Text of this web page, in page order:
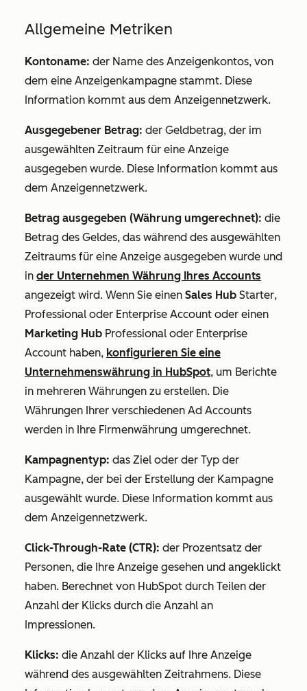
Allgemeine Metriken
Kontoname: der Name des Anzeigenkontos, von
dem eine Anzeigenkampagne stammt. Diese
Information kommt aus dem Anzeigennetzwerk.
Ausgegebener Betrag: der Geldbetrag, der im
ausgewählten Zeitraum für eine Anzeige
ausgegeben wurde. Diese Information kommt aus
dem Anzeigennetzwerk.
Betrag ausgegeben (Währung umgerechnet): die
Betrag des Geldes, das während des ausgewählten
Zeitraums für eine Anzeige ausgegeben wurde und
in der Unternehmen Währung Ihres Accounts
angezeigt wird. Wenn Sie einen Sales Hub Starter,
Professional oder Enterprise Account oder einen
Marketing Hub Professional oder Enterprise
Account haben, konfigurieren Sie eine
Unternehmenswährung in HubSpot, um Berichte
in mehreren Währungen zu erstellen. Die
Währungen Ihrer verschiedenen Ad Accounts
werden in Ihre Firmenwährung umgerechnet.
Kampagnentyp: das Ziel oder der Typ der
Kampagne, der bei der Erstellung der Kampagne
ausgewählt wurde. Diese Information kommt aus
dem Anzeigennetzwerk.
Click-Through-Rate (CTR): der Prozentsatz der
Personen, die Ihre Anzeige gesehen und angeklickt
haben. Berechnet von HubSpot durch Teilen der
Anzahl der Klicks durch die Anzahl an
Impressionen.
Klicks: die Anzahl der Klicks auf Ihre Anzeige
während des ausgewählten Zeitrahmens. Diese